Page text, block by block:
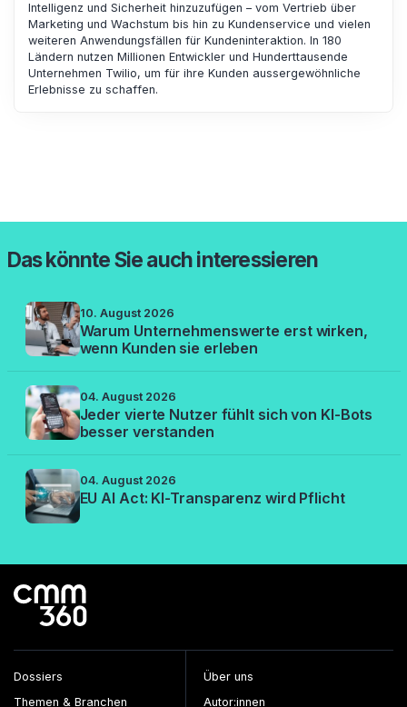
Intelligenz und Sicherheit hinzuzufügen – vom Vertrieb über
Marketing und Wachstum bis hin zu Kundenservice und vielen
weiteren Anwendungsfällen für Kundeninteraktion. In 180
Ländern nutzen Millionen Entwickler und Hunderttausende
Unternehmen Twilio, um für ihre Kunden aussergewöhnliche
Erlebnisse zu schaffen.
Das könnte Sie auch interessieren
10. August 2026
Warum Unternehmenswerte erst wirken,
wenn Kunden sie erleben
04. August 2026
Jeder vierte Nutzer fühlt sich von KI-Bots
besser verstanden
04. August 2026
EU AI Act: KI-Transparenz wird Pflicht
Dossiers
Themen & Branchen
Über uns
Autor:innen